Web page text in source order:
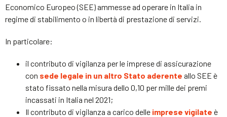
Economico Europeo (SEE) ammesse ad operare in Italia in
regime di stabilimento o in libertà di prestazione di servizi.
In particolare:
il contributo di vigilanza per le imprese di assicurazione
con sede legale in un altro Stato aderente allo SEE è
stato fissato nella misura dello 0,10 per mille dei premi
incassati in Italia nel 2021;
Il contributo di vigilanza a carico delle imprese vigilate è